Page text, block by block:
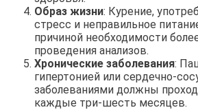
Образ жизни: Курение,
стресс и неправильное
причиной необходимости
проведения анализов.
Хронические заболевания:
гипертонией или сердечно-
заболеваниями должны
каждые три-шесть месяцев.